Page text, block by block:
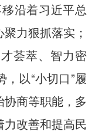
沿着习近平总
力狠抓落实；
荟萃、智力密
以“小切口”履
商等职能，多
改善和提高民